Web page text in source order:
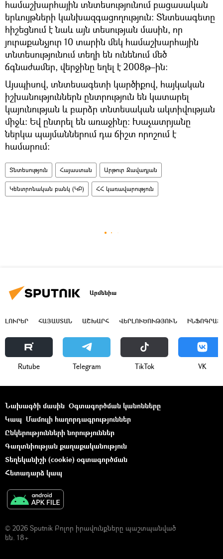
համաշխարհային տնտեսությունում բացասական
երևույթների կանխազգացողություն։ Տնտեսագետը
հիշեցնում է նաև այն տեսության մասին, որ
յուրաքանչյուր 10 տարին մեկ համաշխարհային
տնտեսությունում տեղի են ունենում մեծ
ճգնաժամեր, վերջինը եղել է 2008թ–ին։
Այսպիսով, տնտեսագետի կարծիքով, հայկական
իշխանություններն ընտրություն են կատարել
կայունության և բարձր տնտեսական ակտիվության
միջև։ Եվ ընտրել են առաջինը։ Խաչատրյանը
ներկա պայմաններում դա ճիշտ որոշում է
համարում։
Տնտեսություն Հայաստան Արթուր Ջավադյան
Կենտրոնական բանկ (ԿԲ) ՀՀ կառավարություն
Արմենիա
ԼՈՒՐԵՐ ՀԱՅԱՍՏԱՆ ԱՇԽԱՐՀ ՎԵՐԼՈՒԾՈՒԹՅՈՒՆ
Rutube Telegram ТikТоk VK
Նախագծի մասին Օգտագործման կանոնները
Կապ Մամուլի հաղորդագրություններ
Ընկերությունների նորություններ
Գաղտնիության քաղաքականություն
Տեղեկանիշի (cookie) օգտագործման
Հետադարձ կապ
© 2026 Sputnik Բոլոր իրավունքները պաշտպանված
են. 18+